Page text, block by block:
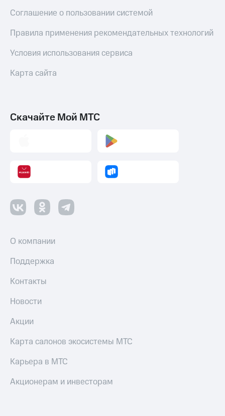
Соглашение о пользовании системой
Правила применения рекомендательных технологий
Условия использования сервиса
Карта сайта
Скачайте Мой МТС
О компании
Поддержка
Контакты
Новости
Акции
Карта салонов экосистемы МТС
Карьера в МТС
Акционерам и инвесторам